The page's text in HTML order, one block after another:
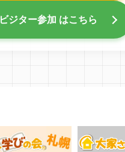
ビジター参加 はこちら